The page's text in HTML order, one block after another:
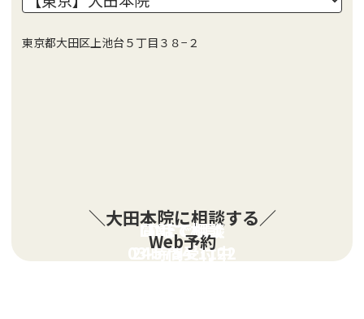
東京都大田区上池台５丁目３８−２
＼大田本院に相談する／
電話で相談
03-5754-1122
LINEで相談
24時間受付中
Web予約